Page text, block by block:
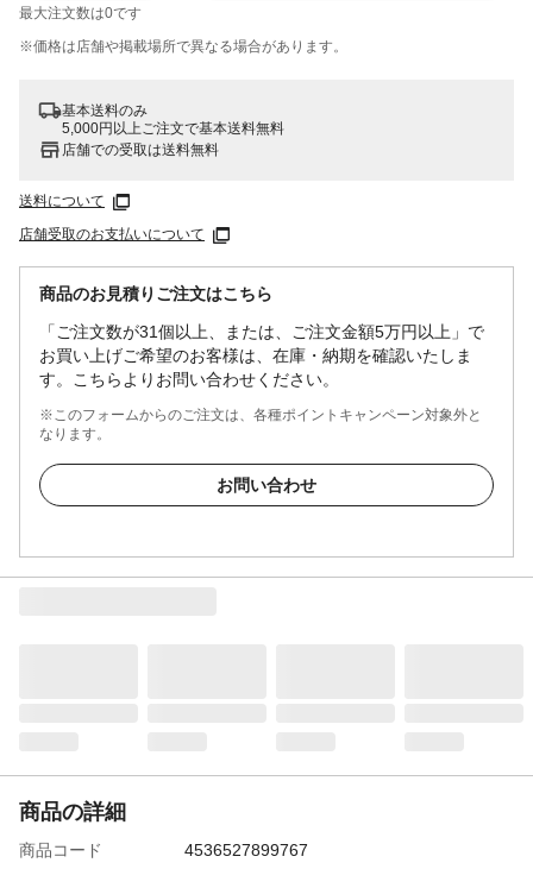
最大注文数は0です
※価格は​店舗や​掲載場所で​異なる​場合が​あります。
基本送料のみ
5,000円以上ご注文で基本送料無料
店舗での受取は送料無料
送料について
店舗受取のお支払いについて
商品のお見積りご注文はこちら
「ご注文数が31個以上、または、ご注文金額5万円以上」で
お買い上げご希望のお客様は、在庫・納期を確認いたしま
す。こちらよりお問い合わせください。
※このフォームからのご注文は、各種ポイントキャンペーン対象外と
なります。
お問い合わせ
商品の詳細
商品コード
4536527899767